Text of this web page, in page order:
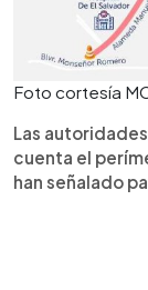
Foto cortesía
Las
cuenta el
han señalado